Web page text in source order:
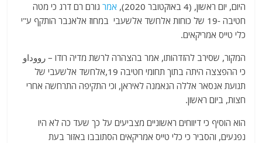
at
s
A
p
p
e
g
ra
m
ai
itt
c
b
o
o
היום, יום ראשון, (4 באוקטובר 2020), אמר גורם רם דרג כי מטה
חטיבה -19 של כוחות אלחשד אלשעבי במחוז אלאנבר הותקף ע"י
כלי טייס אמריקאים.
המקור, שסירב להזדהותו, אמר בהצהרה לרשת מדיה רודו – رووداو
כי ההפצצה היתה בתוך תחומי חטיבה 19,אלחשד אלשעבי של
תנועת אנסאר אללה הנאמנה לאיראן, וכי התקיפה התרחשה אחרי
חצות, ביום ראשון.
הוא הוסיף כי דיווחים ראשוניים מצביעים על כך שעד כה לא היו
נפגעים, והסביר כי כלי טייס אמריקאים הסתובבו באזור בעת